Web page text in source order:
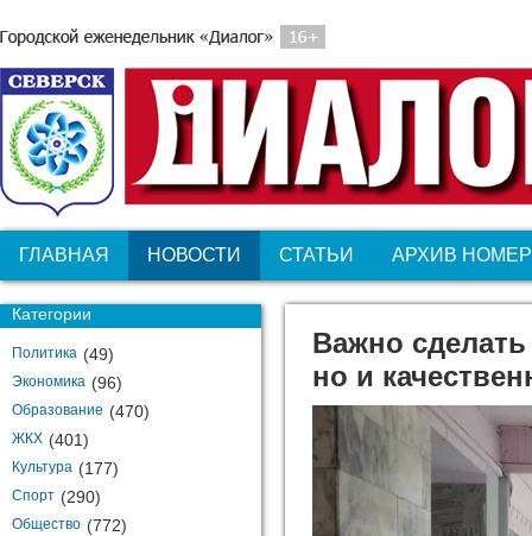
ГЛАВНАЯ НОВОСТИ СТАТЬИ АРХИВ
Категории
Политика (49)
Экономика (96)
Образование (470)
ЖКХ (401)
Культура (177)
Спорт (290)
Общество (772)
Важно
но и